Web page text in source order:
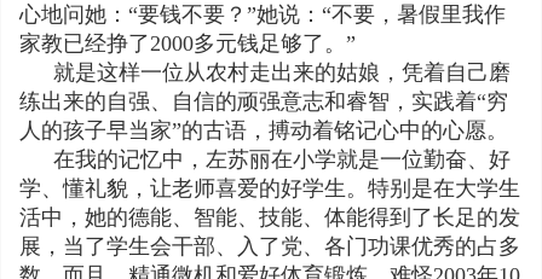
心地问她：“要钱不要？”她说：“不要，暑假里我作
家教已经挣了2000多元钱足够了。”
就是这样一位从农村走出来的姑娘，凭着自己磨
练出来的自强、自信的顽强意志和睿智，实践着“穷
人的孩子早当家”的古语，搏动着铭记心中的心愿。
在我的记忆中，左苏丽在小学就是一位勤奋、好
学、懂礼貌，让老师喜爱的好学生。特别是在大学生
活中，她的德能、智能、技能、体能得到了长足的发
展，当了学生会干部、入了党、各门功课优秀的占多